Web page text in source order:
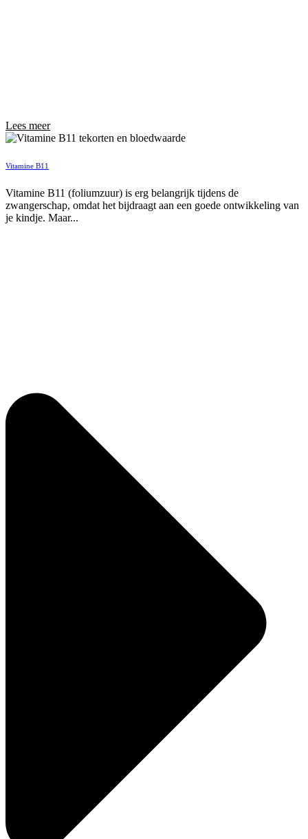
Lees meer
Vitamine B11
Vitamine B11 (foliumzuur) is erg belangrijk tijdens de
zwangerschap, omdat het bijdraagt aan een goede ontwikkeling van
je kindje. Maar...